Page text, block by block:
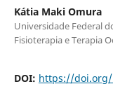
Kátia Maki Omura
Universidade Federal
Fisioterapia e Terapia
DOI: https://doi.org/